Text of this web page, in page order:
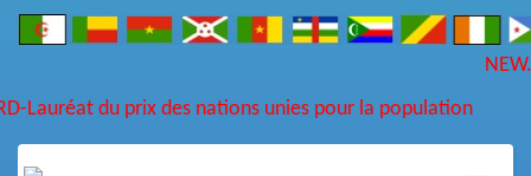
Lauréat du prix des nations unies pour la population